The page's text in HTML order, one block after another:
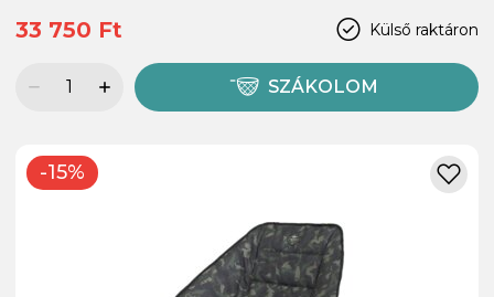
Külső raktáron
33 750 Ft
SZÁKOLOM
-15%